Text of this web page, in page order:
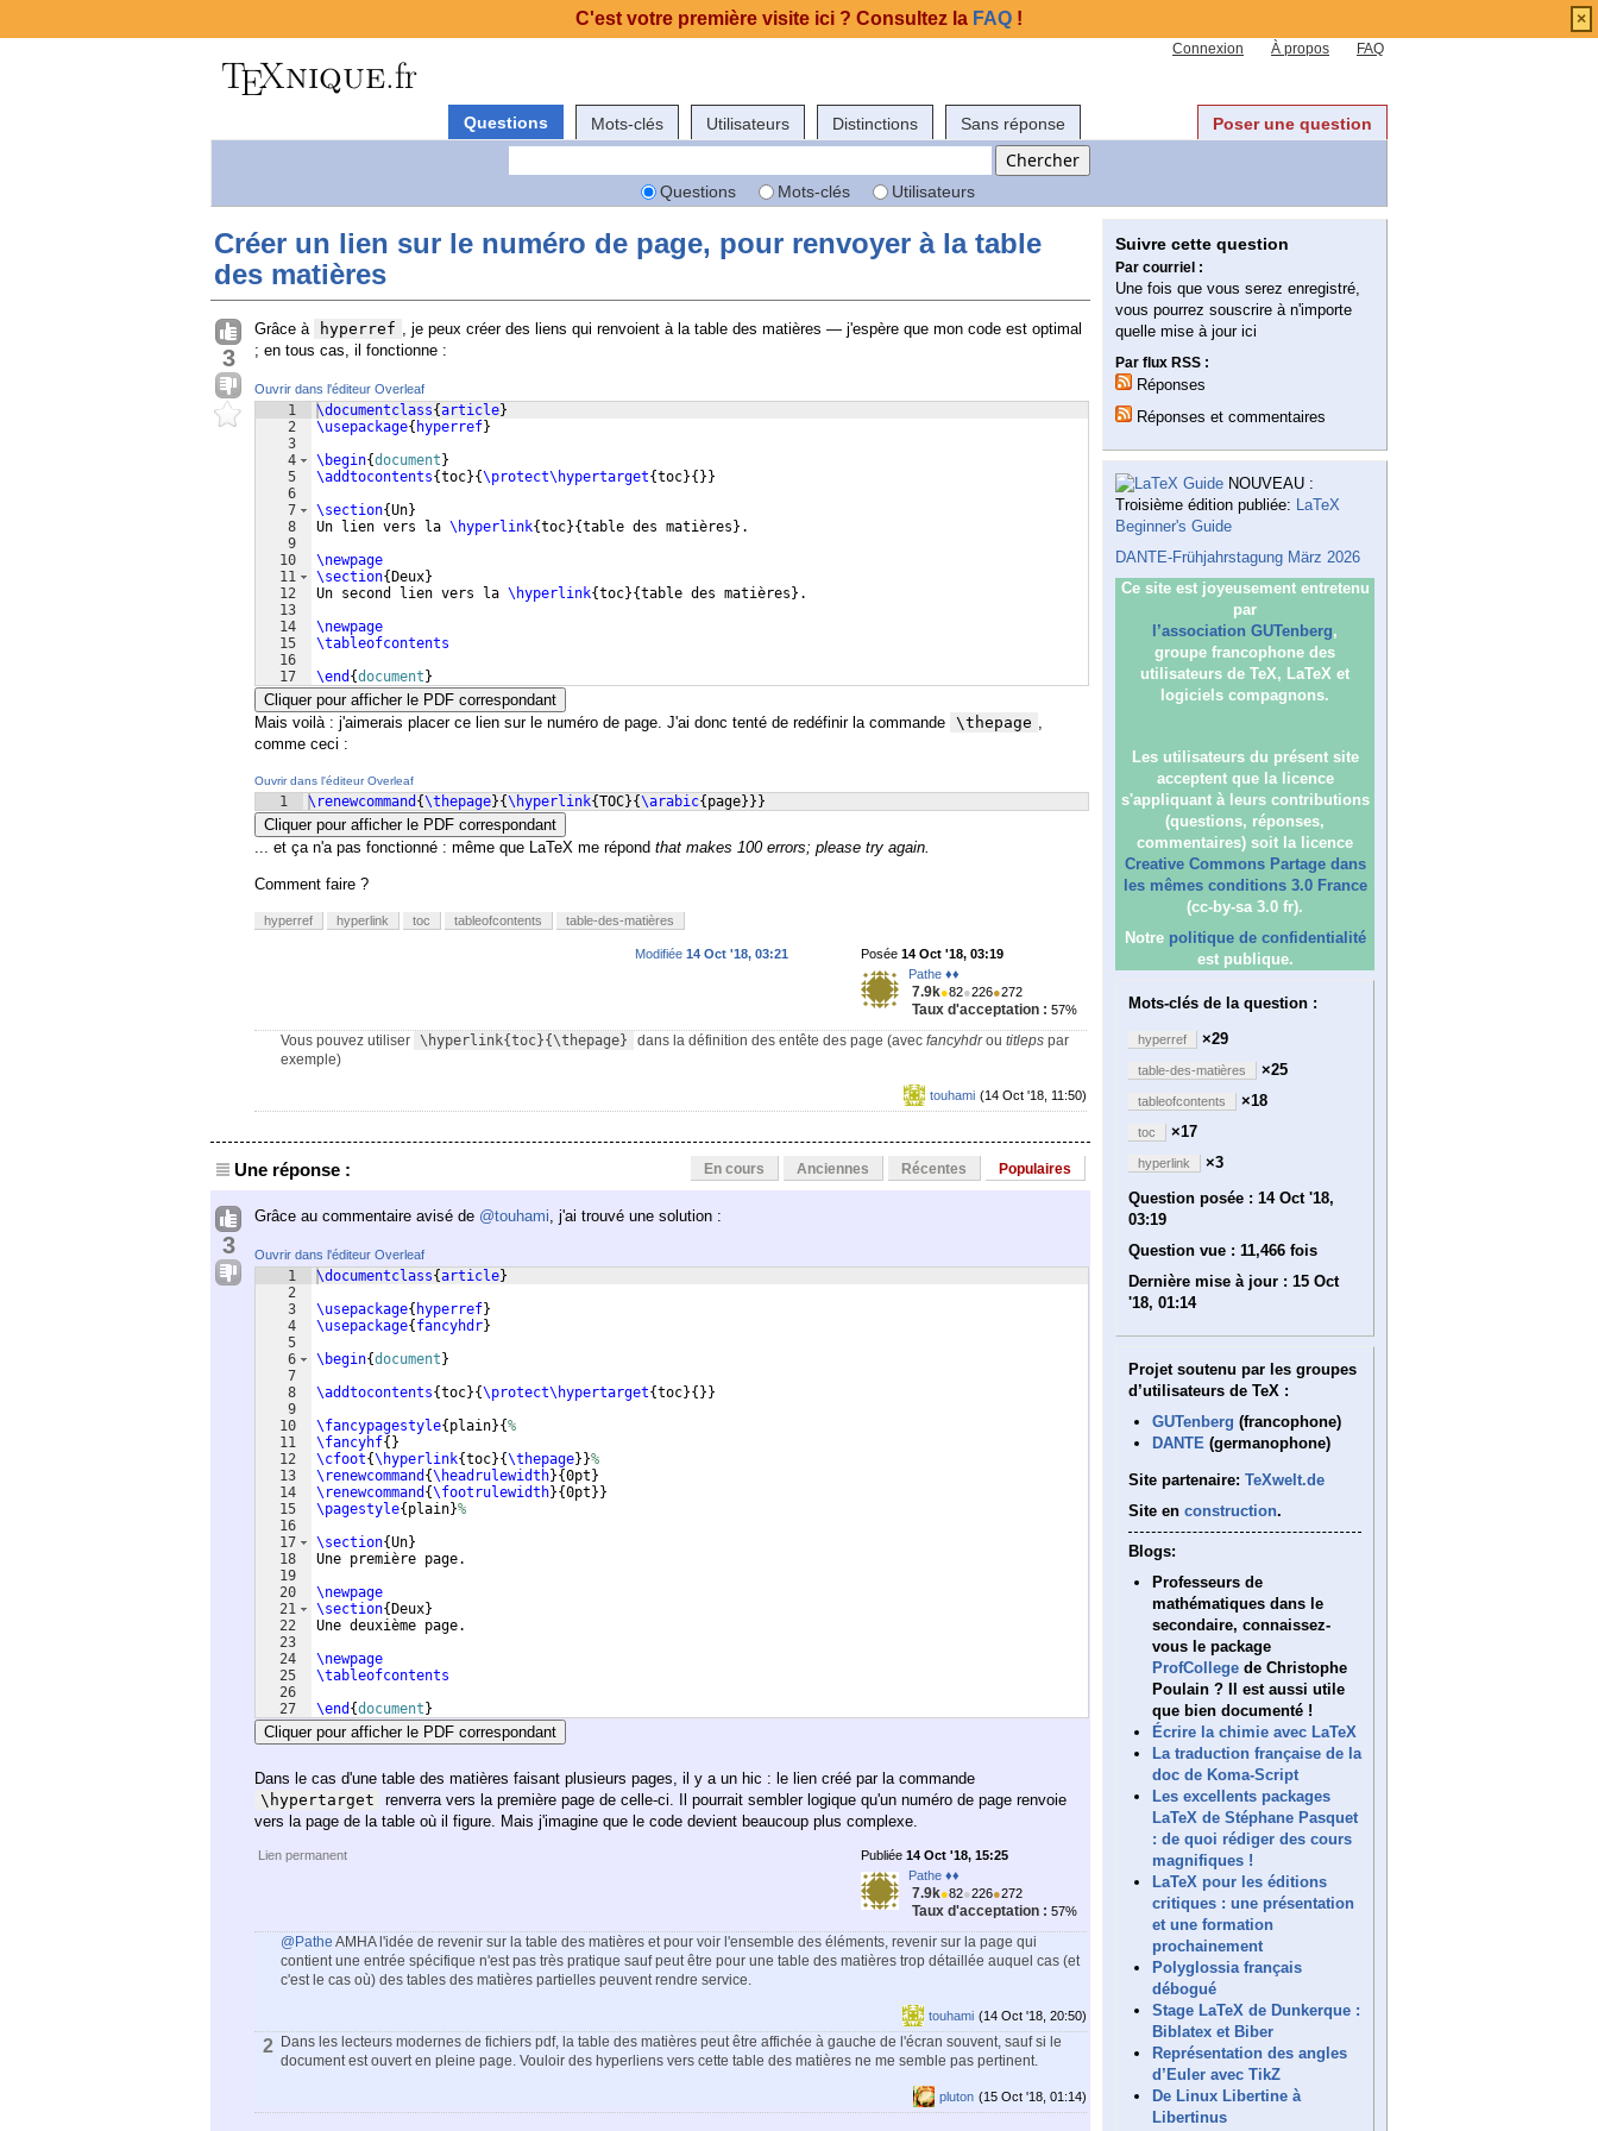
Connexion À propos FAQ
Questions Mots-clés Utilisateurs Distinctions Sans réponse Poser une question
Questions Mots-clés Utilisateurs
Créer un lien sur le numéro de page, pour renvoyer à la table
des matières
3
Grâce à hyperref , je peux créer des liens qui renvoient à la table des matières — j'espère que mon code est optimal
; en tous cas, il fonctionne :
Ouvrir dans l'éditeur Overleaf
1
2
3
4
5
6
7
8
9
10
11
12
13
14
15
16
17
\documentclass{article}
\usepackage{ hyperref}
\begin{document }
\addtocontents{toc}{\protect\hypertarget{toc}{ }}
\section{Un}
Un lien vers la \hyperlink{toc}{table des matières } .
\newpage
\section{ Deux}
Un second lien vers la \hyperlink{toc}{table des matières } .
\newpage
\tableofcontents
\end {document }
Cliquer pour afficher le PDF correspondant
Mais voilà : j'aimerais placer ce lien sur le numéro de page. J'ai donc tenté de redéfinir la commande \thepage ,
comme ceci :
Ouvrir dans l'éditeur Overleaf
1 \renewcommand {\thepage}{\hyperlink{TOC}{\arabic{ page}}}
Cliquer pour afficher le PDF correspondant
... et ça n'a pas fonctionné : même que LaTeX me répond that makes 100 errors; please try again.
Comment faire ?
hyperref hyperlink toc tableofcontents table-des-matières
Posée 14 Oct '18, 03:19
Pathe ♦♦
7.9k●82●226●272
Taux d'acceptation : 57%
Modifiée 14 Oct '18, 03:21
Vous pouvez utiliser \hyperlink{toc}{\thepage} dans la définition des entête des page (avec fancyhdrou titleps par
exemple)
(14 Oct '18, 11:50)
touhami
Une réponse : En cours Anciennes Récentes Populaires
3
Grâce au commentaire avisé de @touhami, j'ai trouvé une solution :
Ouvrir dans l'éditeur Overleaf
1
2
3
4
5
6
7
8
9
10
11
12
13
14
15
16
17
18
19
20
21
22
23
24
25
26
27
\documentclass{article}
\usepackage{ hyperref}
\usepackage{ fancyhdr}
\begin{document }
\addtocontents{toc}{\protect\hypertarget{toc}{ }}
\fancypagestyle{ plain}{%
\fancyhf{ }
\cfoot{\hyperlink{toc}{\thepage}}%
\renewcommand {\headrulewidth}{0pt }
\renewcommand {\footrulewidth}{0pt }}
\pagestyle{ plain}%
\section{Un}
Une première page.
\newpage
\section{ Deux}
Une deuxième page.
\newpage
\tableofcontents
\end {document }
Cliquer pour afficher le PDF correspondant
Dans le cas d'une table des matières faisant plusieurs pages, il y a un hic : le lien créé par la commande
\hypertarget
renverra vers la première page de celle-ci. Il pourrait sembler logique qu'un numéro de page renvoie
vers la page de la table où il figure. Mais j'imagine que le code devient beaucoup plus complexe.
Lien permanent Publiée 14 Oct '18, 15:25
Pathe ♦♦
7.9k●82●226●272
Taux d'acceptation : 57%
@Pathe AMHA l'idée de revenir sur la table des matières et pour voir l'ensemble des éléments, revenir sur la page qui
contient une entrée spécifique n'est pas très pratique sauf peut être pour une table des matières trop détaillée auquel cas (et
c'est le cas où) des tables des matières partielles peuvent rendre service.
(14 Oct '18, 20:50)
touhami
2
Dans les lecteurs modernes de fichiers pdf, la table des matières peut être affichée à gauche de l'écran souvent, sauf si le
document est ouvert en pleine page. Vouloir des hyperliens vers cette table des matières ne me semble pas pertinent.
(15 Oct '18, 01:14)
pluton
Suivre cette question
Par courriel :
Une fois que vous serez enregistré,
vous pourrez souscrire à n'importe
quelle mise à jour ici
Par flux RSS :
Réponses
Réponses et commentaires
NOUVEAU :
Troisième édition publiée: LaTeX
Beginner's Guide
DANTE-Frühjahrstagung März 2026
Ce site est joyeusement entretenu
par
l’association GUTenberg,
groupe francophone des
utilisateurs de TeX, LaTeX et
logiciels compagnons.
Les utilisateurs du présent site
acceptent que la licence
s'appliquant à leurs contributions
(questions, réponses,
commentaires) soit la licence
Creative Commons Partage dans
les mêmes conditions 3.0 France
(cc-by-sa 3.0 fr).
Notre politique de confidentialité
est publique.
Mots-clés de la question :
hyperref ×29
table-des-matières ×25
tableofcontents ×18
toc ×17
hyperlink
×3
Question posée : 14 Oct '18,
03:19
Question vue : 11,466 fois
Dernière mise à jour : 15 Oct
'18, 01:14
Projet soutenu par les groupes
d’utilisateurs de TeX :
GUTenberg (francophone)
DANTE (germanophone)
Site partenaire: TeXwelt.de
Site en construction.
Blogs:
Professeurs de
mathématiques dans le
secondaire, connaissez-
vous le package
ProfCollege de Christophe
Poulain ? Il est aussi utile
que bien documenté !
Écrire la chimie avec LaTeX
La traduction française de la
doc de Koma-Script
Les excellents packages
LaTeX de Stéphane Pasquet
: de quoi rédiger des cours
magnifiques !
LaTeX pour les éditions
critiques : une présentation
et une formation
prochainement
Polyglossia français
débogué
Stage LaTeX de Dunkerque :
Biblatex et Biber
Représentation des angles
d’Euler avec TikZ
De Linux Libertine à
Libertinus
C'est votre première visite ici ? Consultez la FAQ ! ×